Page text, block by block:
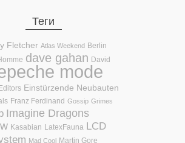
Теги
Fletcher Atlas Weekend Berlin
dave gahan David
mode
Einstürzende Neubauten
Franz Ferdinand Gossip Grimes
Imagine Dragons
Kasabian LatexFauna LCD
Mad Cool Martin Gore